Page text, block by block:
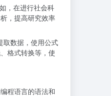
，在进行社会科
，提高研究效率
取数据，使用公式
格式转换等，使
程语言的语法和